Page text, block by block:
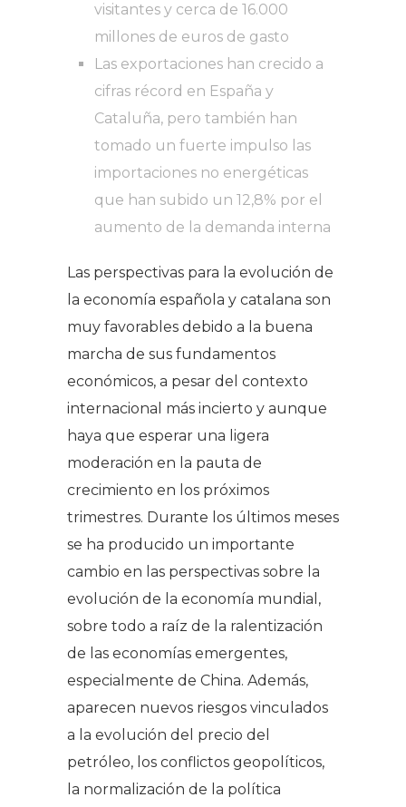
visitantes y cerca de 16.000
millones de euros de gasto
Las exportaciones han crecido a
cifras récord en España y
Cataluña, pero también han
tomado un fuerte impulso las
importaciones no energéticas
que han subido un 12,8% por el
aumento de la demanda interna
Las perspectivas para la evolución de
la economía española y catalana son
muy favorables debido a la buena
marcha de sus fundamentos
económicos, a pesar del contexto
internacional más incierto y aunque
haya que esperar una ligera
moderación en la pauta de
crecimiento en los próximos
trimestres. Durante los últimos meses
se ha producido un importante
cambio en las perspectivas sobre la
evolución de la economía mundial,
sobre todo a raíz de la ralentización
de las economías emergentes,
especialmente de China. Además,
aparecen nuevos riesgos vinculados
a la evolución del precio del
petróleo, los conflictos geopolíticos,
la normalización de la política